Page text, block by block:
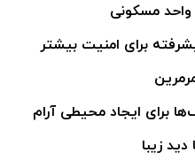
واحد مسکونی
برای امنیت بیشتر
برای ایجاد محیطی آرام
دید زیبا